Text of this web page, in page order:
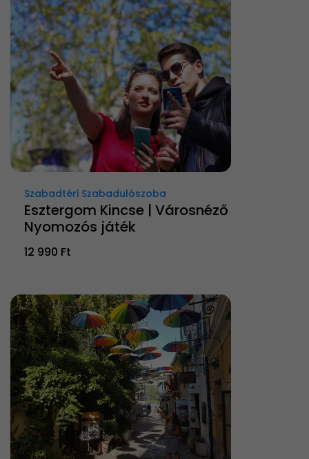
Szabadtéri Szabadulószoba
Esztergom Kincse | Városnéző
Nyomozós játék
12 990 Ft